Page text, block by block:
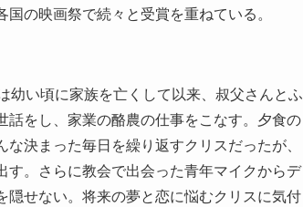
の映画祭で続々と受賞を重ねている。
幼い頃に家族を亡くして以来、叔父さんとふ
をし、家業の酪農の仕事をこなす。夕食の
決まった毎日を繰り返すクリスだったが、
。さらに教会で出会った青年マイクからデ
せない。将来の夢と恋に悩むクリスに気付